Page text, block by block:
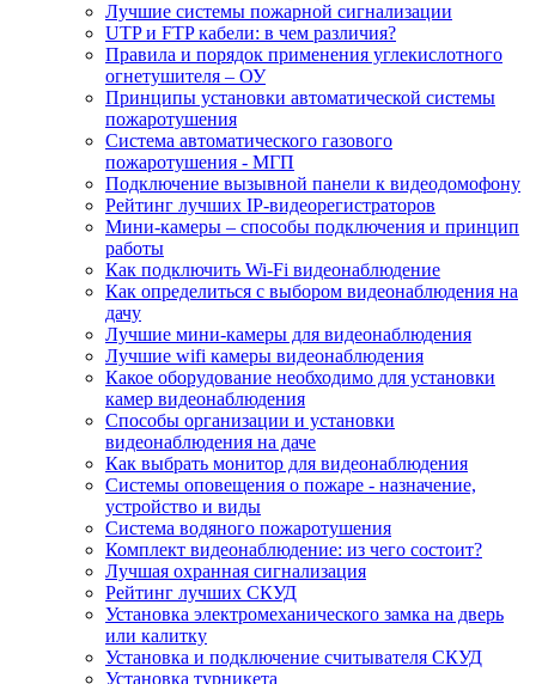
Лучшие системы пожарной сигнализации
UTP и FTP кабели: в чем различия?
Правила и порядок применения углекислотного
огнетушителя – ОУ
Принципы установки автоматической системы
пожаротушения
Система автоматического газового
пожаротушения - МГП
Подключение вызывной панели к видеодомофону
Рейтинг лучших IP-видеорегистраторов
Мини-камеры – способы подключения и принцип
работы
Как подключить Wi-Fi видеонаблюдение
Как определиться с выбором видеонаблюдения на
дачу
Лучшие мини-камеры для видеонаблюдения
Лучшие wifi камеры видеонаблюдения
Какое оборудование необходимо для установки
камер видеонаблюдения
Способы организации и установки
видеонаблюдения на даче
Как выбрать монитор для видеонаблюдения
Системы оповещения о пожаре - назначение,
устройство и виды
Система водяного пожаротушения
Комплект видеонаблюдение: из чего состоит?
Лучшая охранная сигнализация
Рейтинг лучших СКУД
Установка электромеханического замка на дверь
или калитку
Установка и подключение считывателя СКУД
Установка турникета